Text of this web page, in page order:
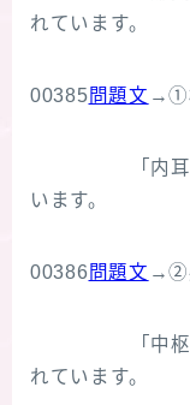
れています。
00385問題文 →①
「内耳」な
います。
00386問題文 →②
「中枢神経
れています。